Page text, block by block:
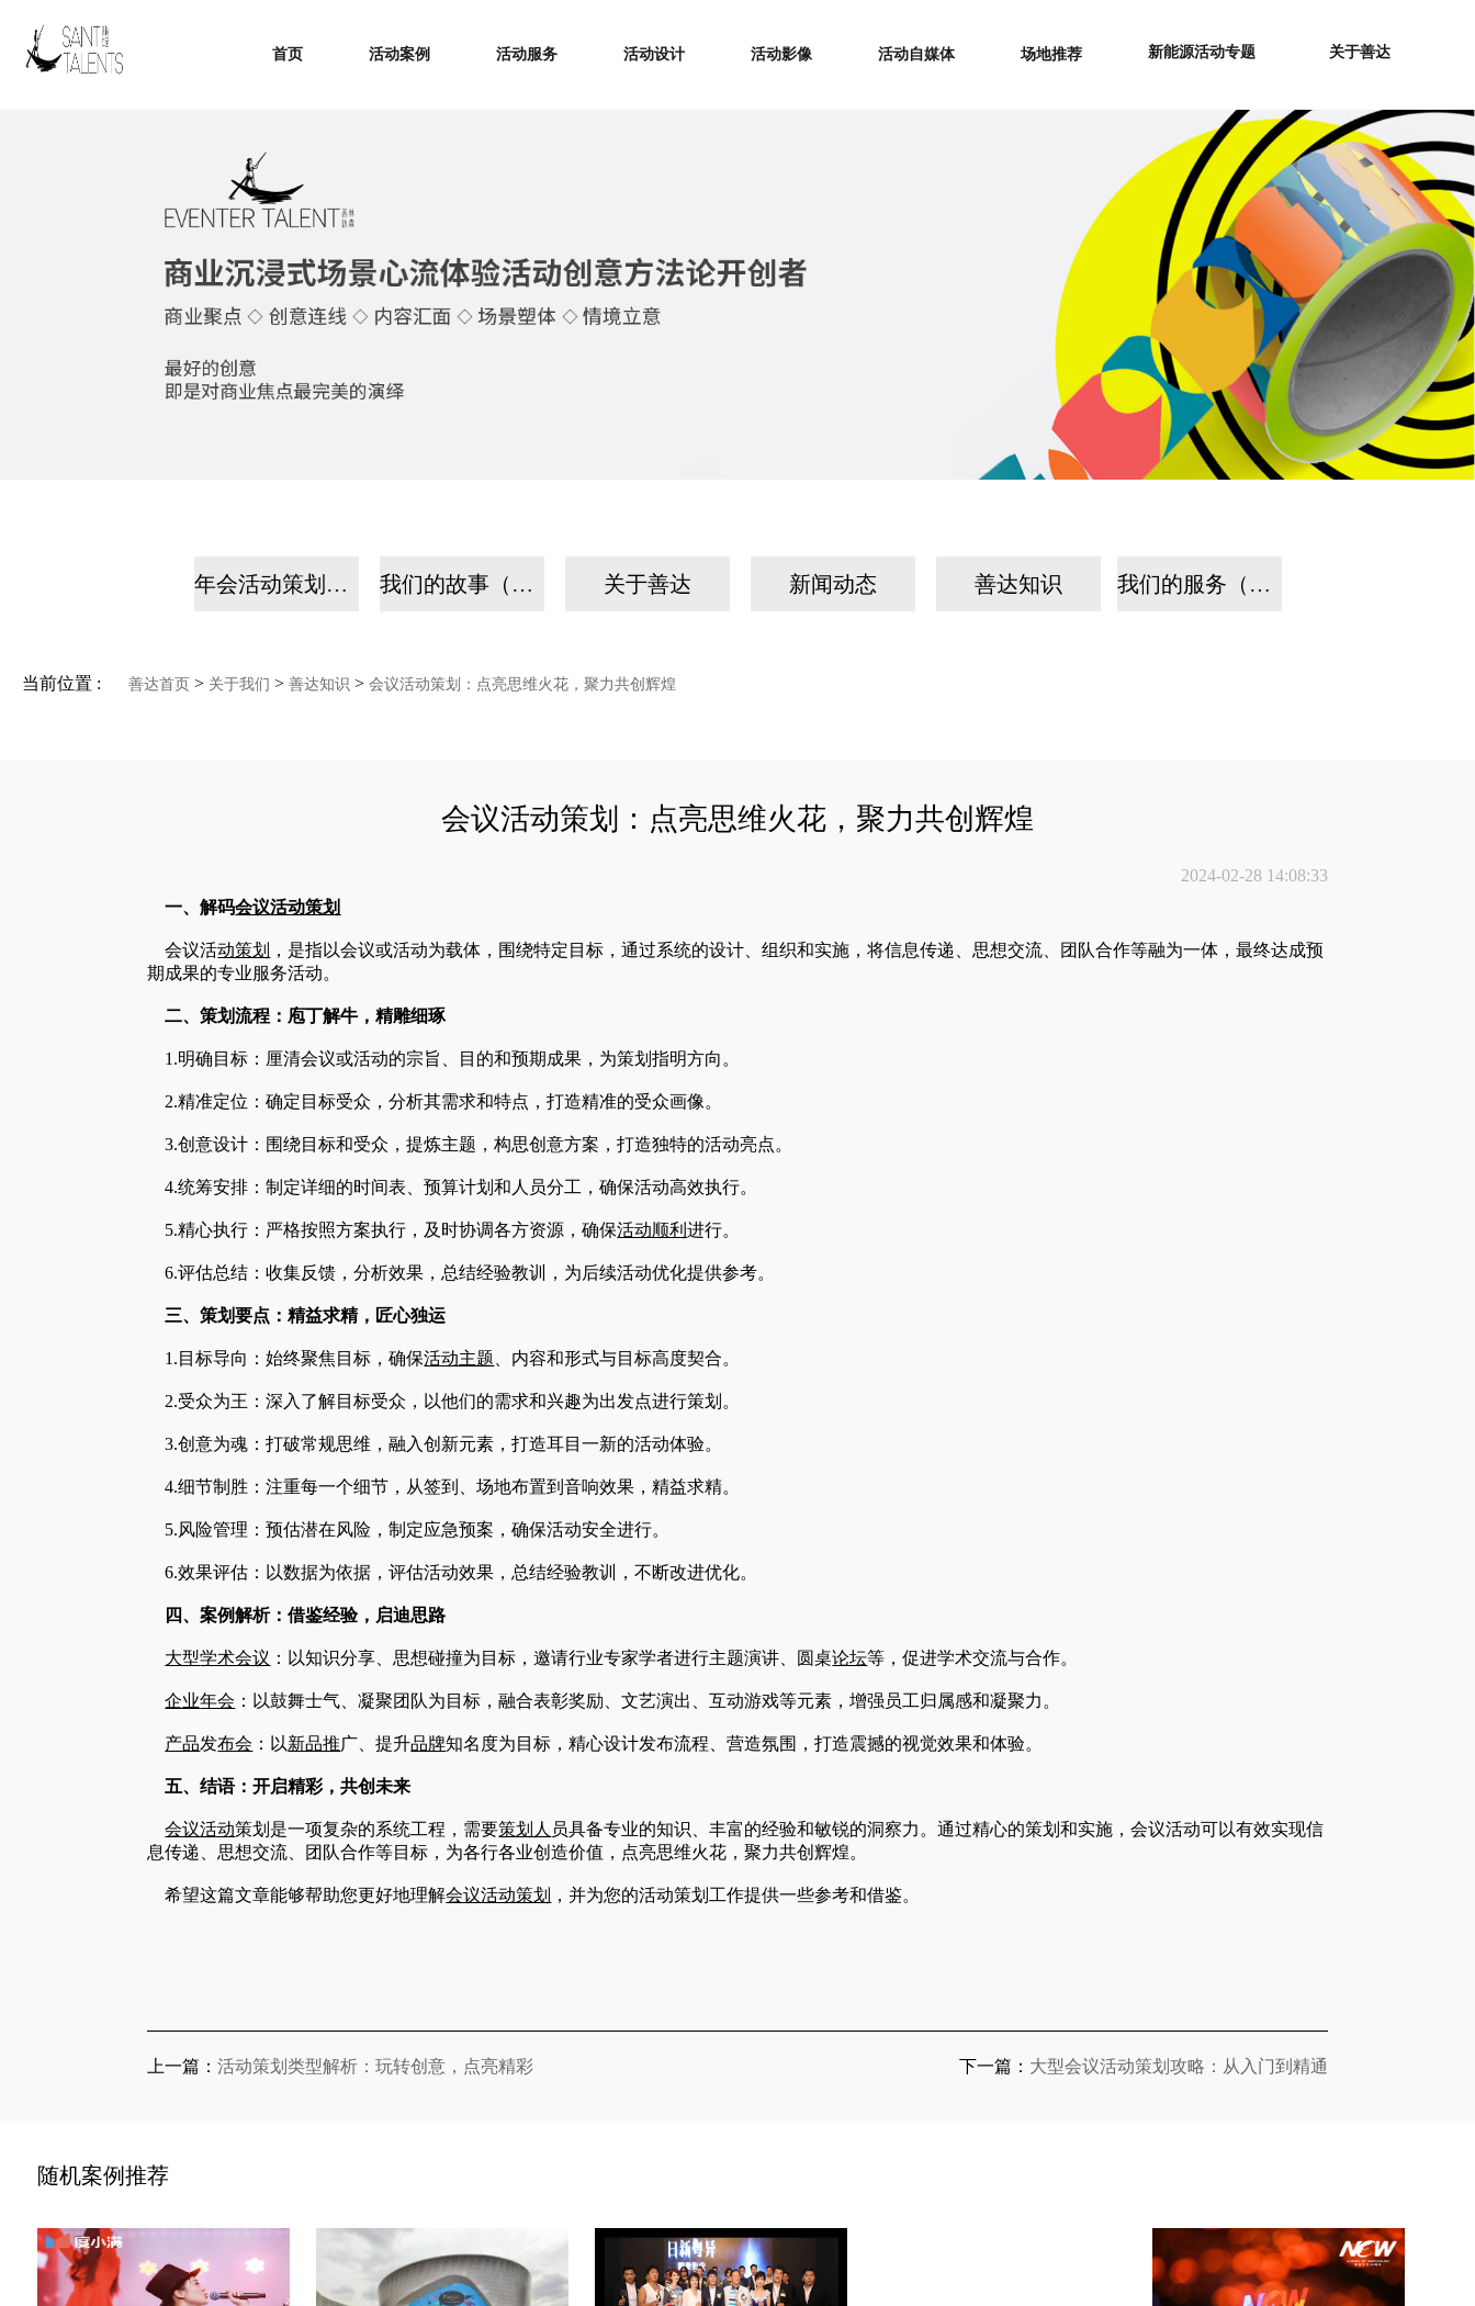
首页 活动案例 活动服务 活动设计 活动影像 活动自媒体 场地推荐 新能源活动专题 关于善达
年会活动策划公司 我们的故事（手机） 关于善达 新闻动态 善达知识 我们的服务（手机）
当前位置 : 善达首页 > 关于我们 > 善达知识 > 会议活动策划：点亮思维火花，聚力共创辉煌
会议活动策划：点亮思维火花，聚力共创辉煌
2024-02-28 14:08:33
一、解码会议活动策划
会议活动策划
，是指以会议或活动为载体，围绕特定目标，通过系统的设计、组织和实施，将信息传递、思想交流、团队合作等融为一体，最终达成预
期成果的专业服务活动。
二、策划流程：庖丁解牛，精雕细琢
1.明确目标：厘清会议或活动的宗旨、目的和预期成果，为策划指明方向。
2.精准定位：确定目标受众，分析其需求和特点，打造精准的受众画像。
3.创意设计：围绕目标和受众，提炼主题，构思创意方案，打造独特的活动亮点。
4.统筹安排：制定详细的时间表、预算计划和人员分工，确保活动高效执行。
5.精心执行：严格按照方案执行，及时协调各方资源，确保活动顺利进行。
6.评估总结：收集反馈，分析效果，总结经验教训，为后续活动优化提供参考。
三、策划要点：精益求精，匠心独运
1.目标导向：始终聚焦目标，确保活动主题 、内容和形式与目标高度契合。
2.受众为王：深入了解目标受众，以他们的需求和兴趣为出发点进行策划。
3.创意为魂：打破常规思维，融入创新元素，打造耳目一新的活动体验。
4.细节制胜：注重每一个细节，从签到、场地布置到音响效果，精益求精。
5.风险管理：预估潜在风险，制定应急预案，确保活动安全进行。
6.效果评估：以数据为依据，评估活动效果，总结经验教训，不断改进优化。
四、案例解析：借鉴经验，启迪思路
大型学术会议 ：以知识分享、思想碰撞为目标，邀请行业专家学者进行主题演讲、圆桌论坛等，促进学术交流与合作。
企业年会 ：以鼓舞士气、凝聚团队为目标，融合表彰奖励、文艺演出、互动游戏等元素，增强员工归属感和凝聚力。
产品发布会 ：以新品推广、提升品牌知名度为目标，精心设计发布流程、营造氛围，打造震撼的视觉效果和体验。
五、结语：开启精彩，共创未来
会议活动策划是一项复杂的系统工程，需要策划人 员具备专业的知识、丰富的经验和敏锐的洞察力。通过精心的策划和实施，会议活动可以有效实现信
息传递、思想交流、团队合作等目标，为各行各业创造价值，点亮思维火花，聚力共创辉煌。
希望这篇文章能够帮助您更好地理解会议活动策划 ，并为您的活动策划工作提供一些参考和借鉴。
上一篇：活动策划类型解析：玩转创意，点亮精彩 下一篇： 大型会议活动策划攻略：从入门到精通
随机案例推荐